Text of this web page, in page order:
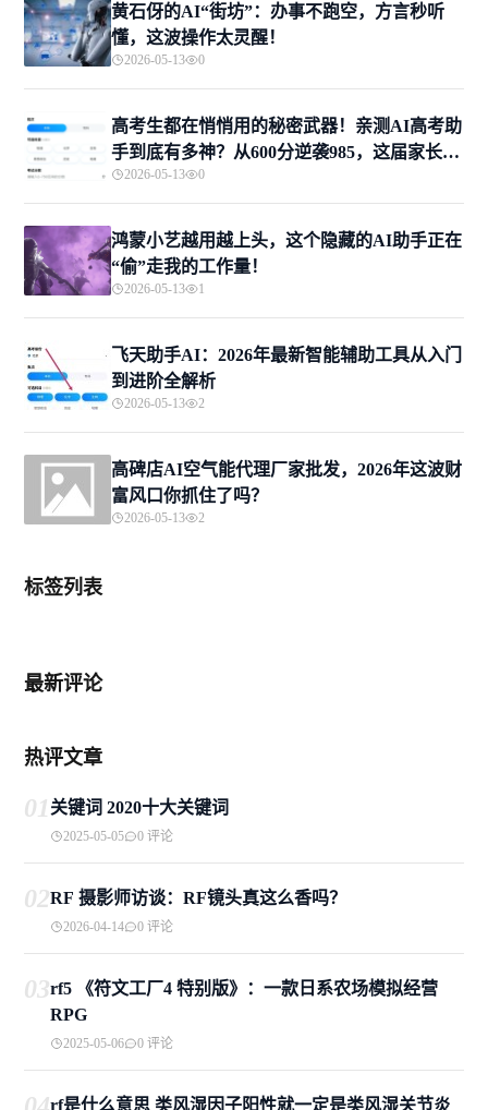
黄石伢的AI“街坊”：办事不跑空，方言秒听
懂，这波操作太灵醒！
2026-05-13 0
高考生都在悄悄用的秘密武器！亲测AI高考助
手到底有多神？从600分逆袭985，这届家长的
救命稻草来了
2026-05-13 0
鸿蒙小艺越用越上头，这个隐藏的AI助手正在
“偷”走我的工作量！
2026-05-13 1
飞天助手AI：2026年最新智能辅助工具从入门
到进阶全解析
2026-05-13 2
高碑店AI空气能代理厂家批发，2026年这波财
富风口你抓住了吗？
2026-05-13 2
标签列表
最新评论
热评文章
01关键词 2020十大关键词
2025-05-05 0 评论
02RF 摄影师访谈：RF镜头真这么香吗？
2026-04-14 0 评论
03rf5 《符文工厂4 特别版》：一款日系农场模拟经营
RPG
2025-05-06 0 评论
rf是什么意思 类风湿因子阳性就一定是类风湿关节炎